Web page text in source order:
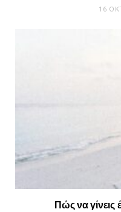
16
Πώς να